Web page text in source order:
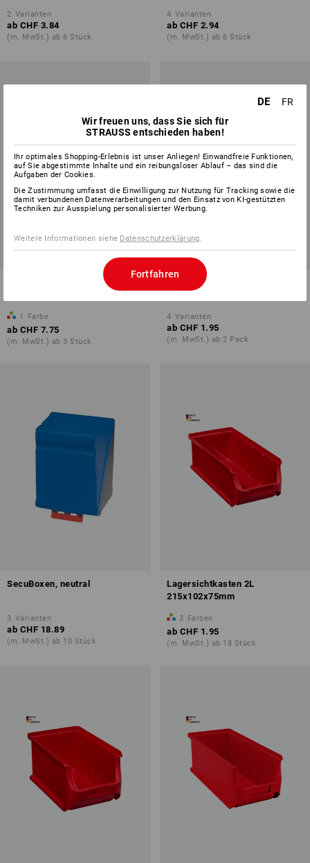
2 Varianten
ab CHF 3.84
(m. MwSt.) ab 6 Stück
4 Varianten
ab CHF 2.94
(m. MwSt.) ab 6 Stück
1 Farbe
ab CHF 7.75
(m. MwSt.) ab 3 Stück
Trennstege für
4 Varianten
ab CHF 1.95
(m. MwSt.) ab 2 Pack
SecuBoxen, neutral
3 Varianten
ab CHF 18.89
(m. MwSt.) ab 10 Stück
Lagersichtkasten 2L
215x102x75mm
3 Farben
ab CHF 1.95
(m. MwSt.) ab 18 Stück
DE
FR
Wir freuen uns, dass Sie sich für
STRAUSS entschieden haben!
Ihr optimales Shopping-Erlebnis ist unser Anliegen! Einwandfreie Funktionen,
auf Sie abgestimmte Inhalte und ein reibungsloser Ablauf – das sind die
Aufgaben der Cookies.
Die Zustimmung umfasst die Einwilligung zur Nutzung für Tracking sowie die
damit verbundenen Datenverarbeitungen und den Einsatz von KI-gestützten
Techniken zur Ausspielung personalisierter Werbung.
Weitere Informationen siehe Datenschutzerklärung
Fortfahren